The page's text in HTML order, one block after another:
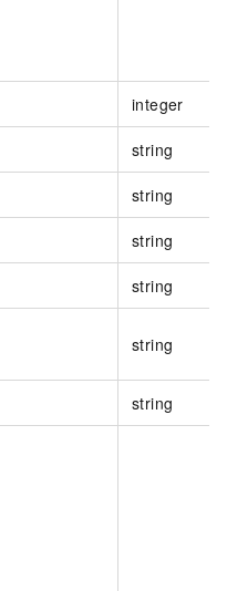
integer
string
string
string
string
string
string